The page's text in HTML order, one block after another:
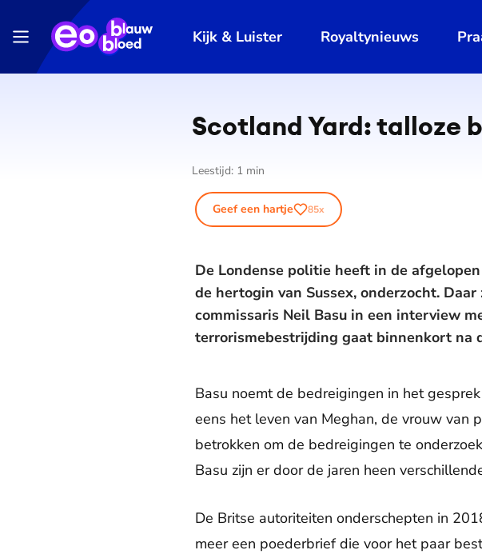
Kijk & Luister Royaltynieuws
Scotland Yard: talloze
Leestijd: 1 min
Geef een hartje 85x
De Londense politie heeft in de
de hertogin van Sussex, onderzocht.
commissaris Neil Basu in een interview
terrorismebestrijding gaat binnenkort na
Basu noemt de bedreigingen in het
eens het leven van Meghan, de vrouw van
betrokken om de bedreigingen te
Basu zijn er door de jaren heen
De Britse autoriteiten onderschepten in
meer een poederbrief die voor het paar